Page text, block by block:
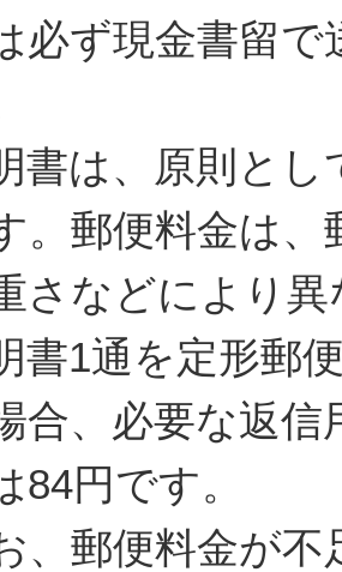
必ず現金書留で
書は、原則とし
。郵便料金は
さなどにより
書1通を定形郵
合、必要な返信
84円です。
、郵便料金が不